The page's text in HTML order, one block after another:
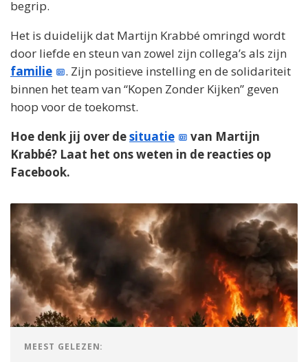
begrip.
Het is duidelijk dat Martijn Krabbé omringd wordt
door liefde en steun van zowel zijn collega’s als zijn
familie
. Zijn positieve instelling en de solidariteit
binnen het team van “Kopen Zonder Kijken” geven
hoop voor de toekomst.
Hoe denk jij over desituatie
van Martijn
Krabbé? Laat het ons weten in de reacties op
Facebook.
MEEST GELEZEN: